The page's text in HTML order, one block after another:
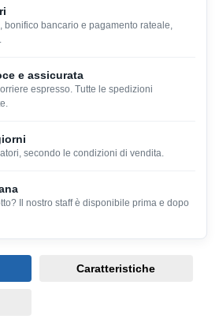
bonifico bancario e pagamento rateale,
e assicurata
espresso. Tutte le spedizioni
secondo le condizioni di vendita.
Il nostro staff è disponibile prima e dopo
Caratteristiche